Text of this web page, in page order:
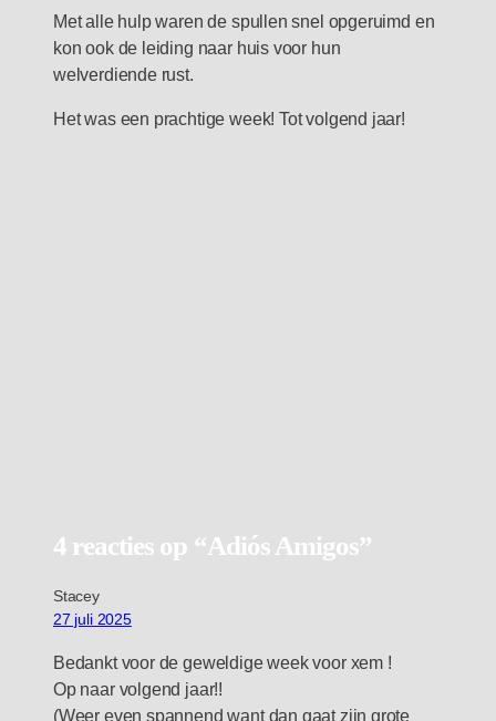
Met alle hulp waren de spullen snel opgeruimd en
kon ook de leiding naar huis voor hun
welverdiende rust.
Het was een prachtige week! Tot volgend jaar!
4 reacties op “Adiós Amigos”
Stacey
27 juli 2025
Bedankt voor de geweldige week voor xem !
Op naar volgend jaar!!
(Weer even spannend want dan gaat zijn grote